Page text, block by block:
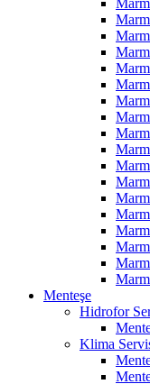
Menteşe
Hidrofor
Klima